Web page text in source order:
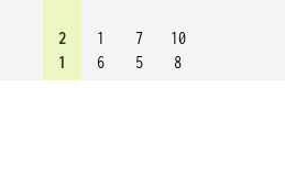
2
1
1
6
7
5
10
8